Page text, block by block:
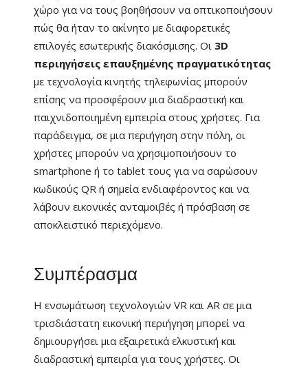
χώρο για να τους βοηθήσουν να οπτικοποιήσουν
πώς θα ήταν το ακίνητο με διαφορετικές
επιλογές εσωτερικής διακόσμισης. Οι 3D
περιηγήσεις επαυξημένης πραγματικότητας
με τεχνολογία κινητής τηλεφωνίας μπορούν
επίσης να προσφέρουν μια διαδραστική και
παιχνιδοποιημένη εμπειρία στους χρήστες. Για
παράδειγμα, σε μια περιήγηση στην πόλη, οι
χρήστες μπορούν να χρησιμοποιήσουν το
smartphone ή το tablet τους για να σαρώσουν
κωδικούς QR ή σημεία ενδιαφέροντος και να
λάβουν εικονικές ανταμοιβές ή πρόσβαση σε
αποκλειστικό περιεχόμενο.
Συμπέρασμα
Η ενσωμάτωση τεχνολογιών VR και AR σε μια
τρισδιάστατη εικονική περιήγηση μπορεί να
δημιουργήσει μια εξαιρετικά ελκυστική και
διαδραστική εμπειρία για τους χρήστες. Οι